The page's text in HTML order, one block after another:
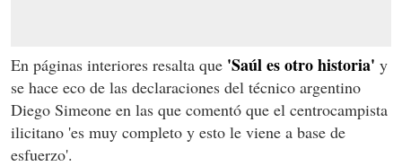
En páginas interiores resalta que 'Saúl es otro historia' y
se hace eco de las declaraciones del técnico argentino
Diego Simeone en las que comentó que el centrocampista
ilicitano 'es muy completo y esto le viene a base de
esfuerzo'.